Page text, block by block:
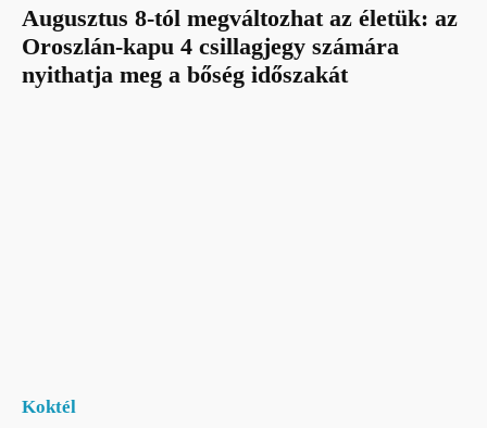
Augusztus 8-tól megváltozhat az életük: az
Oroszlán-kapu 4 csillagjegy számára
nyithatja meg a bőség időszakát
Koktél